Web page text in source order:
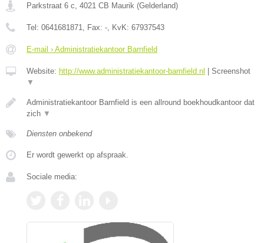
Parkstraat 6 c 4021 CB Maurik (Gelderland)
Tel: 0641681871 , Fax: - , KvK: 67937543
E-mail › Administratiekantoor Barnfield
Website: http://www.administratiekantoor-barnfield.nl
Screenshot
▼
Administratiekantoor Barnfield is een allround boekhoudkantoor dat
zich ▼
Diensten onbekend
Er wordt gewerkt op afspraak.
Sociale media: